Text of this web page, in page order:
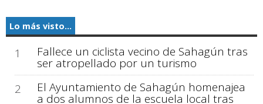
Lo más visto...
1 Fallece un ciclista vecino de Sahagún tras
ser atropellado por un turismo
2
El Ayuntamiento de Sahagún homenajea
a dos alumnos de la escuela local tras